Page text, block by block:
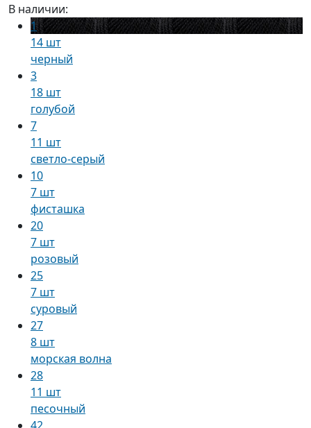
В наличии:
1
14 шт
черный
3
18 шт
голубой
7
11 шт
светло-серый
10
7 шт
фисташка
20
7 шт
розовый
25
7 шт
суровый
27
8 шт
морская волна
28
11 шт
песочный
42